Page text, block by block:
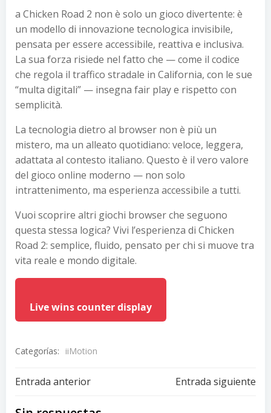
a Chicken Road 2 non è solo un gioco divertente: è
un modello di innovazione tecnologica invisibile,
pensata per essere accessibile, reattiva e inclusiva.
La sua forza risiede nel fatto che — come il codice
che regola il traffico stradale in California, con le sue
“multa digitali” — insegna fair play e rispetto con
semplicità.
La tecnologia dietro al browser non è più un
mistero, ma un alleato quotidiano: veloce, leggera,
adattata al contesto italiano. Questo è il vero valore
del gioco online moderno — non solo
intrattenimento, ma esperienza accessibile a tutti.
Vuoi scoprire altri giochi browser che seguono
questa stessa logica? Vivi l’esperienza di Chicken
Road 2: semplice, fluido, pensato per chi si muove tra
vita reale e mondo digitale.
Live wins counter display
Categorías: iiMotion
Navegación
Entrada anterior
Navegación
Entrada siguiente